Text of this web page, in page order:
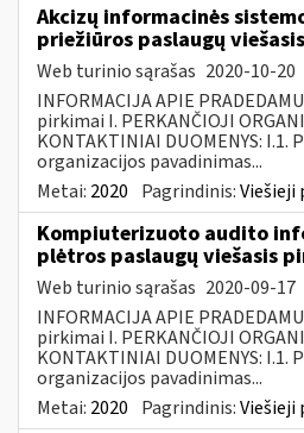
Akcizų informacinės
priežiūros paslaugų
Web turinio sąrašas 2020-10-20
INFORMACIJA APIE
pirkimai I. PERKANČIOJI
KONTAKTINIAI DUOMENYS: I.1.
organizacijos pavadinimas...
Metai: 2020 Pagrindinis:Viešieji
Kompiuterizuoto audito
plėtros paslaugų viešasis
Web turinio sąrašas 2020-09-17
INFORMACIJA APIE
pirkimai I. PERKANČIOJI
KONTAKTINIAI DUOMENYS: I.1.
organizacijos pavadinimas...
Metai: 2020 Pagrindinis:Viešieji